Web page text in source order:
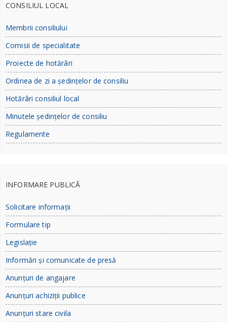
CONSILIUL LOCAL
Membrii consiliului
Comisii de specialitate
Proiecte de hotărâri
Ordinea de zi a ședințelor de consiliu
Hotărâri consiliul local
Minutele ședințelor de consiliu
Regulamente
INFORMARE PUBLICĂ
Solicitare informații
Formulare tip
Legislație
Informări și comunicate de presă
Anunțuri de angajare
Anunțuri achiziții publice
Anunțuri stare civila